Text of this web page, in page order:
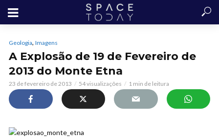
Geologia, Imagens
A Explosão de 19 de Fevereiro de
2013 do Monte Etna
23 de fevereiro de 2013 54 visualizações 1 min de leitura